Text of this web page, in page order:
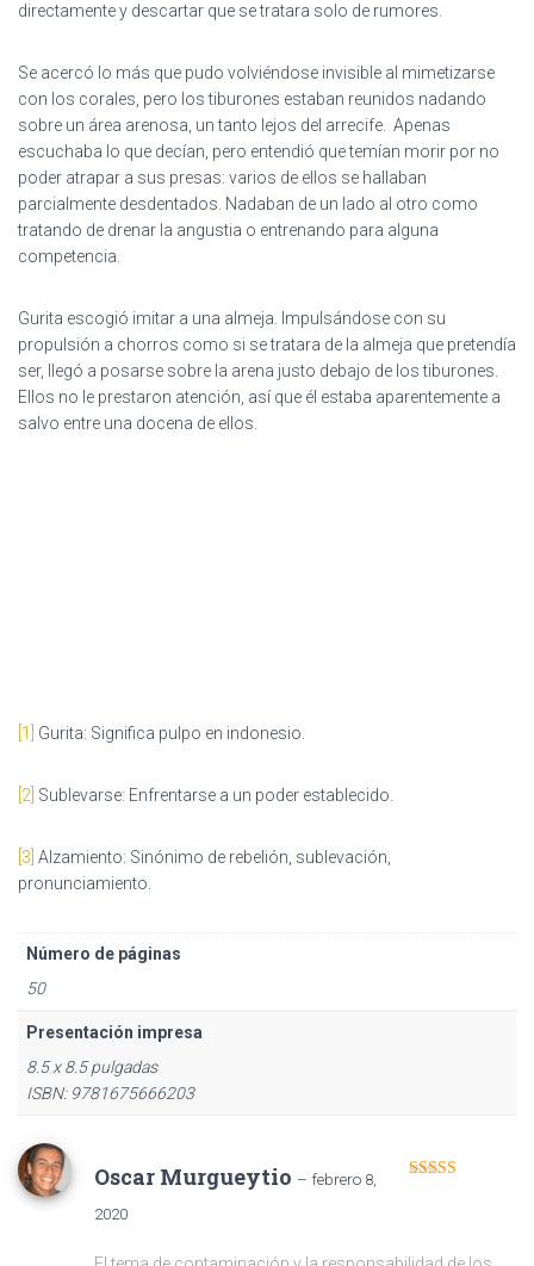
directamente y descartar que se tratara solo de rumores.
Se acercó lo más que pudo volviéndose invisible al mimetizarse
con los corales, pero los tiburones estaban reunidos nadando
sobre un área arenosa, un tanto lejos del arrecife. Apenas
escuchaba lo que decían, pero entendió que temían morir por no
poder atrapar a sus presas: varios de ellos se hallaban
parcialmente desdentados. Nadaban de un lado al otro como
tratando de drenar la angustia o entrenando para alguna
competencia.
Gurita escogió imitar a una almeja. Impulsándose con su
propulsión a chorros como si se tratara de la almeja que pretendía
ser, llegó a posarse sobre la arena justo debajo de los tiburones.
Ellos no le prestaron atención, así que él estaba aparentemente a
salvo entre una docena de ellos.
[1] Gurita: Significa pulpo en indonesio.
[2] Sublevarse: Enfrentarse a un poder establecido.
[3] Alzamiento: Sinónimo de rebelión, sublevación,
pronunciamiento.
Número de páginas
50
Presentación impresa
8.5 x 8.5 pulgadas
ISBN: 9781675666203
Oscar Murgueytio – febrero 8,
2020